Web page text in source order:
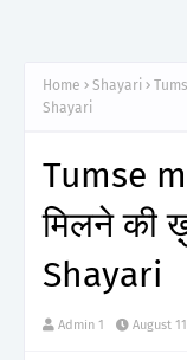
Home Shayari
Shayari
Tumse
मिलने की
Shayari
Admin 1 August